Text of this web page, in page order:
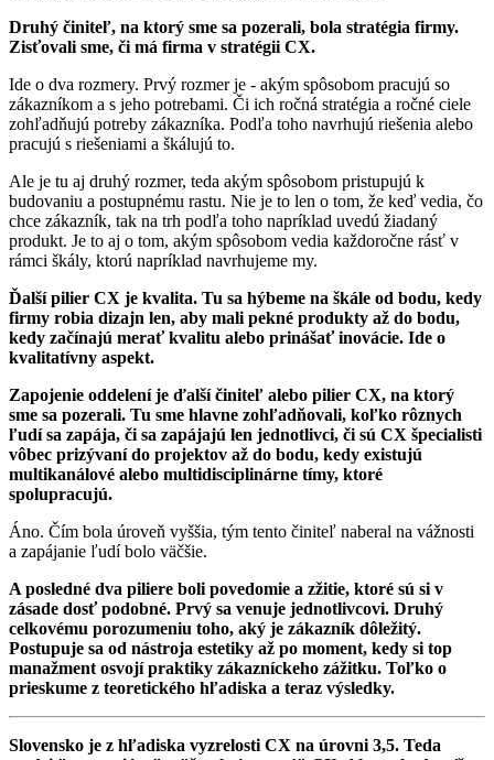
Druhý činiteľ, na ktorý sme sa pozerali, bola stratégia firmy.
Zisťovali sme, či má firma v stratégii CX.
Ide o dva rozmery. Prvý rozmer je - akým spôsobom pracujú so
zákazníkom a s jeho potrebami. Či ich ročná stratégia a ročné ciele
zohľadňujú potreby zákazníka. Podľa toho navrhujú riešenia alebo
pracujú s riešeniami a škálujú to.
Ale je tu aj druhý rozmer, teda akým spôsobom pristupujú k
budovaniu a postupnému rastu. Nie je to len o tom, že keď vedia, čo
chce zákazník, tak na trh podľa toho napríklad uvedú žiadaný
produkt. Je to aj o tom, akým spôsobom vedia každoročne rásť v
rámci škály, ktorú napríklad navrhujeme my.
Ďalší pilier CX je kvalita. Tu sa hýbeme na škále od bodu, kedy
firmy robia dizajn len, aby mali pekné produkty až do bodu,
kedy začínajú merať kvalitu alebo prinášať inovácie. Ide o
kvalitatívny aspekt.
Zapojenie oddelení je ďalší činiteľ alebo pilier CX, na ktorý
sme sa pozerali. Tu sme hlavne zohľadňovali, koľko rôznych
ľudí sa zapája, či sa zapájajú len jednotlivci, či sú CX špecialisti
vôbec prizývaní do projektov až do bodu, kedy existujú
multikanálové alebo multidisciplinárne tímy, ktoré
spolupracujú.
Áno. Čím bola úroveň vyššia, tým tento činiteľ naberal na vážnosti
a zapájanie ľudí bolo väčšie.
A posledné dva piliere boli povedomie a zžitie, ktoré sú si v
zásade dosť podobné. Prvý sa venuje jednotlivcovi. Druhý
celkovému porozumeniu toho, aký je zákazník dôležitý.
Postupuje sa od nástroja estetiky až po moment, kedy si top
manažment osvojí praktiky zákazníckeho zážitku. Toľko o
prieskume z teoretického hľadiska a teraz výsledky.
Slovensko je z hľadiska vyzrelosti CX na úrovni 3,5. Teda